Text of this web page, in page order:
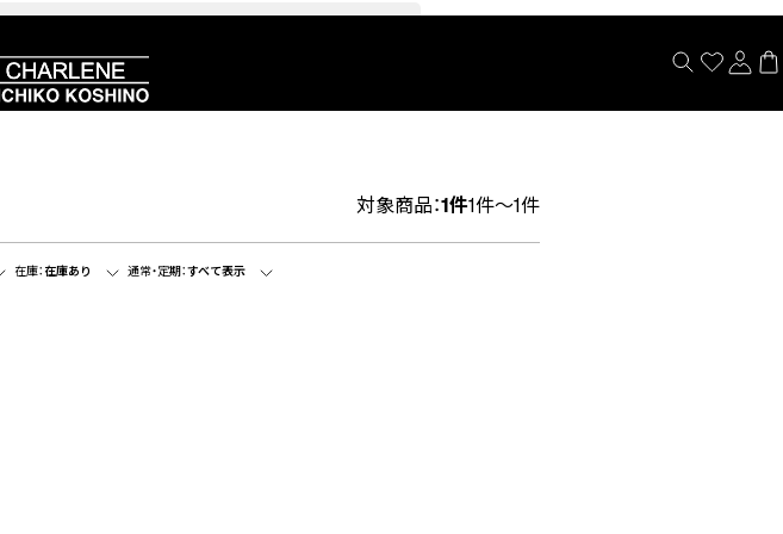
対象商品：1件1件～1件
在庫：在庫あり 通常・定期：すべて表示